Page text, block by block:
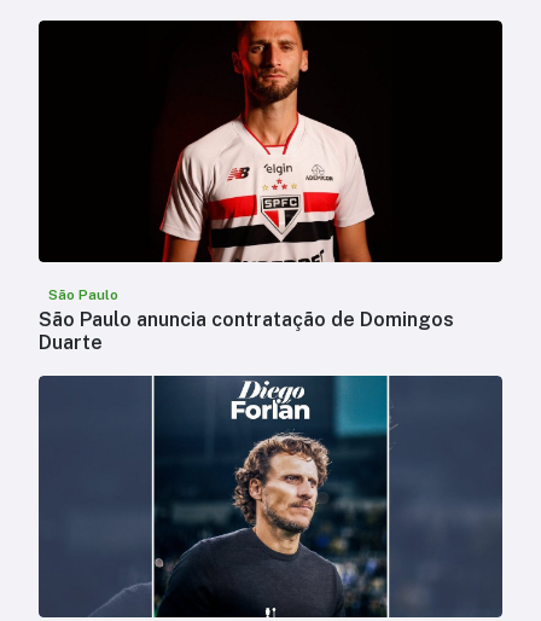
São Paulo
São Paulo anuncia contratação de Domingos
Duarte